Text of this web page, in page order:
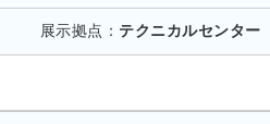
展示拠点： テクニカルセンター